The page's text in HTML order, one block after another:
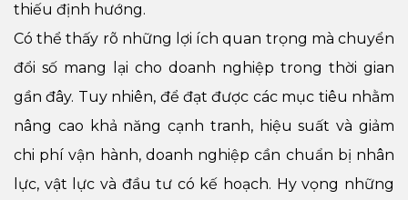
thiếu định hướng.
Có thể thấy rõ những lợi ích quan trọng mà chuyển
đổi số mang lại cho doanh nghiệp trong thời gian
gần đây. Tuy nhiên, để đạt được các mục tiêu nhằm
nâng cao khả năng cạnh tranh, hiệu suất và giảm
chi phí vận hành, doanh nghiệp cần chuẩn bị nhân
lực, vật lực và đầu tư có kế hoạch. Hy vọng những